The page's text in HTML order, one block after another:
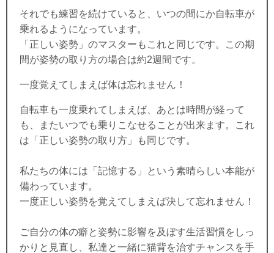
それでも練習を続けていると、いつの間にか自転車が
乗れるようになっています。
「正しい姿勢」のマスターもこれと同じです。この期
間が姿勢の取り方の場合は約2週間です。
一度覚えてしまえば体は忘れません！
自転車も一度乗れてしまえば、あとは時間が経って
も、またいつでも乗りこなせることが出来ます。これ
は「正しい姿勢の取り方」も同じです。
私たちの体には「記憶する」という素晴らしい本能が
備わっています。
一度正しい姿勢を覚えてしまえば決して忘れません！
ご自分の体の癖と姿勢に影響を及ぼす生活習慣をしっ
かりと見直し、私達と一緒に猫背を治すチャンスを手